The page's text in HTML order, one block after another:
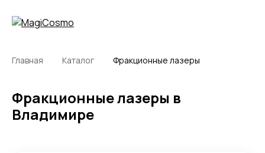
Главная Каталог Фракционные лазеры
Фракционные лазеры в
Владимире